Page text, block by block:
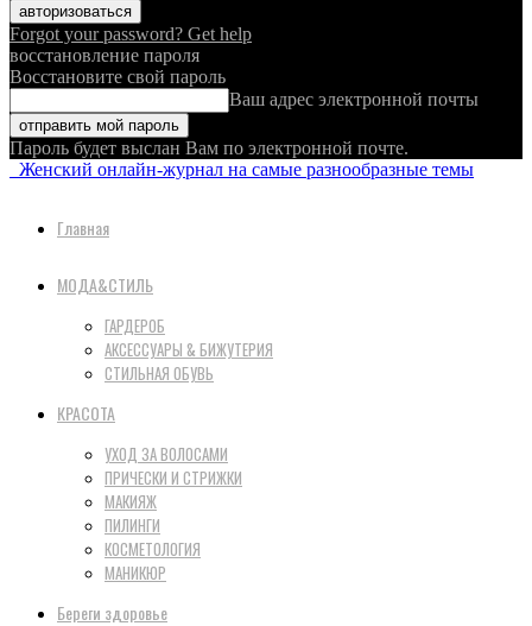
Forgot your password? Get help
восстановление пароля
Восстановите свой пароль
Ваш адрес электронной почты
Пароль будет выслан Вам по электронной почте.
Женский онлайн-журнал на самые разнообразные темы
Главная
МОДА&СТИЛЬ
ГАРДЕРОБ
АКСЕССУАРЫ & БИЖУТЕРИЯ
СТИЛЬНАЯ ОБУВЬ
КРАСОТА
УХОД ЗА ВОЛОСАМИ
ПРИЧЕСКИ И СТРИЖКИ
МАКИЯЖ
ПИЛИНГИ
КОСМЕТОЛОГИЯ
МАНИКЮР
Береги здоровье